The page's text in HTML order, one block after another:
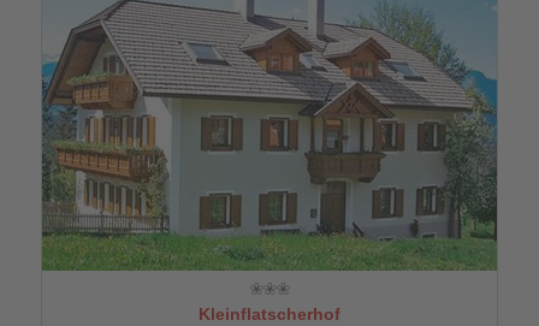
Kleinflatscherhof